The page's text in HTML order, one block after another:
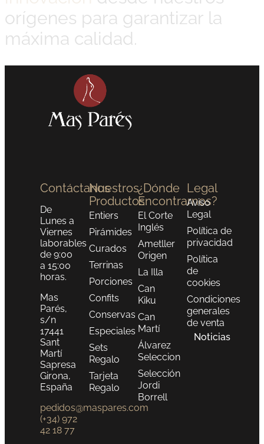
orígenes para garantizar la
máxima calidad.
Contáctanos
De
Lunes a
Viernes
laborables
de 9:00
a 15:00
horas.
Mas
Parés,
s/n
17441
Sant
Martí
Sapresa
Girona,
España
pedidos@maspares.com
(+34) 972
42 18 77
Nuestros
Productos
Entiers
Pirámides
Curados
Terrinas
Porciones
Confits
Conservas
Especiales
Sets
Regalo
Tarjeta
Regalo
¿Dónde
Encontrarnos?
El Corte
Inglés
Ametller
Origen
La Illa
Can
Kiku
Can
Martí
Álvarez
Seleccion
Selección
Jordi
Borrell
Legal
Aviso
Legal
Política de
privacidad
Política
de
cookies
Condiciones
generales
de venta
Noticias